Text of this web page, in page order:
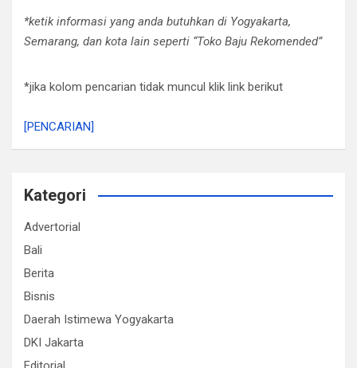
*ketik informasi yang anda butuhkan di Yogyakarta,
Semarang, dan kota lain seperti “Toko Baju Rekomended”
*jika kolom pencarian tidak muncul klik link berikut
[PENCARIAN]
Kategori
Advertorial
Bali
Berita
Bisnis
Daerah Istimewa Yogyakarta
DKI Jakarta